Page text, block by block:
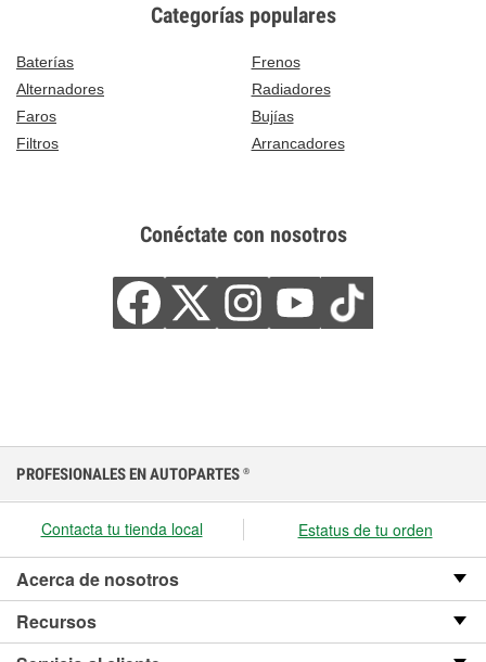
Categorías populares
Baterías
Frenos
Alternadores
Radiadores
Faros
Bujías
Filtros
Arrancadores
Conéctate con nosotros
PROFESIONALES EN AUTOPARTES ®
Contacta tu tienda local Estatus de tu orden
Acerca de nosotros
Recursos